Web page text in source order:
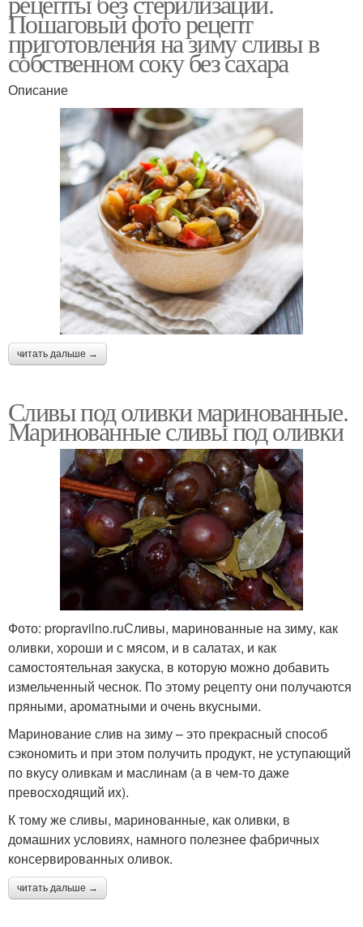
Пошаговый фото рецепт
приготовления на зиму сливы в
собственном соку без сахара
Описание
читать дальше →
Сливы под оливки маринованные.
Маринованные сливы под оливки
Фото: propravilno.ruСливы, маринованные на зиму, как
оливки, хороши и с мясом, и в салатах, и как
самостоятельная закуска, в которую можно добавить
измельченный чеснок. По этому рецепту они получаются
пряными, ароматными и очень вкусными.
Маринование слив на зиму – это прекрасный способ
сэкономить и при этом получить продукт, не уступающий
по вкусу оливкам и маслинам (а в чем-то даже
превосходящий их).
К тому же сливы, маринованные, как оливки, в
домашних условиях, намного полезнее фабричных
консервированных оливок.
читать дальше →